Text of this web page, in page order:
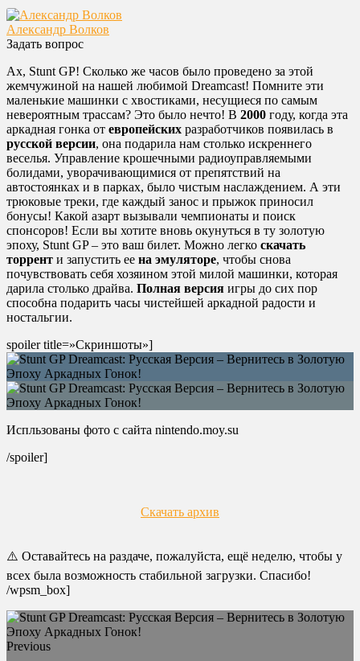
Александр Волков
Задать вопрос
Ах, Stunt GP! Сколько же часов было проведено за этой
жемчужиной на нашей любимой Dreamcast! Помните эти
маленькие машинки с хвостиками, несущиеся по самым
невероятным трассам? Это было нечто! В 2000 году, когда эта
аркадная гонка от европейских разработчиков появилась в
русской версии, она подарила нам столько искреннего
веселья. Управление крошечными радиоуправляемыми
болидами, уворачивающимися от препятствий на
автостоянках и в парках, было чистым наслаждением. А эти
трюковые треки, где каждый занос и прыжок приносил
бонусы! Какой азарт вызывали чемпионаты и поиск
спонсоров! Если вы хотите вновь окунуться в ту золотую
эпоху, Stunt GP – это ваш билет. Можно легко скачать
торрент и запустить ее на эмуляторе, чтобы снова
почувствовать себя хозяином этой милой машинки, которая
дарила столько драйва. Полная версия игры до сих пор
способна подарить часы чистейшей аркадной радости и
ностальгии.
spoiler title=»Скриншоты»]
Испльзованы фото с сайта nintendo.moy.su
/spoiler]
Скачать архив
⚠️ Оставайтесь на раздаче, пожалуйста, ещё неделю, чтобы у
всех была возможность стабильной загрузки. Спасибо!
/wpsm_box]
Previous